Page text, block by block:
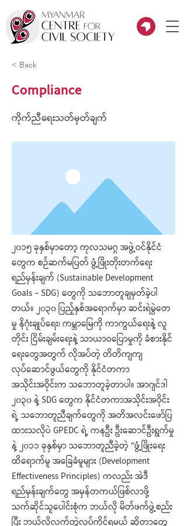
< Back
Compliance
ကိုက်ညီရေးသတ်မှတ်ချက်
၂၀၁၅ ခုနှစ်မှာတော့ ကုလသမဂ္ဂ အဖွဲ့ဝင်နိုင်ငံ
တွေက စဉ်ဆက်မပြတ် ဖွံ့ဖြိုးတိုးတက်ရေး
ရည်မှန်းချက် (Sustainable Development
Goals – SDG) တွေကို သဘောတူချမှတ်ခဲ့ပါ
တယ်။ ၂၀၃၀ ပြည့်နှစ်အရောက်မှာ ဆင်းရဲမွဲတေ
မှု နိဂုံးချုပ်ရေး၊ ကမ္ဘာမြေကို ကာကွယ်ရေးနဲ့ လူ
တိုင်း ငြိမ်းချမ်းရေးနဲ့ သာယာဝပြောမှုကို ခံစားနိုင်
ရေးတွေအတွက် လိုအပ်တဲ့ တိတိကျကျ
လုပ်ဆောင်ဖွယ်တွေကို နိုင်ငံတကာ
အသိုင်းအဝိုင်းက သဘောတူခဲ့တာပါ။ အာဂျင်ဒါ
၂၀၃၀ နဲ့ SDG တွေက နိုင်ငံတကာအသိုင်းအဝိုင်း
ရဲ့ သဘောတူညီချက်တွေကို အတိအလင်းဖော်ပြ
ထားသလိုပဲ GPEDC ရဲ့ ကနဦး ဦးဆောင်ဦးရွက်မှု
နဲ့ ၂၀၁၁ ခုနှစ်မှာ သဘောတူညီခဲ့တဲ့ “ဖွံ့ဖြိုးရေး
ထိရောက်မူ အခြေခံမူများ (Development
Effectiveness Principles) ကလည်း အဲဒီ
ရည်မှန်းချက်တွေ အမှန်တကယ်ဖြစ်လာဖို့
သက်ဆိုင်သူပေါင်းစုံက ဘယ်လို မိတ်ဖက်ဖွဲ့စည်း